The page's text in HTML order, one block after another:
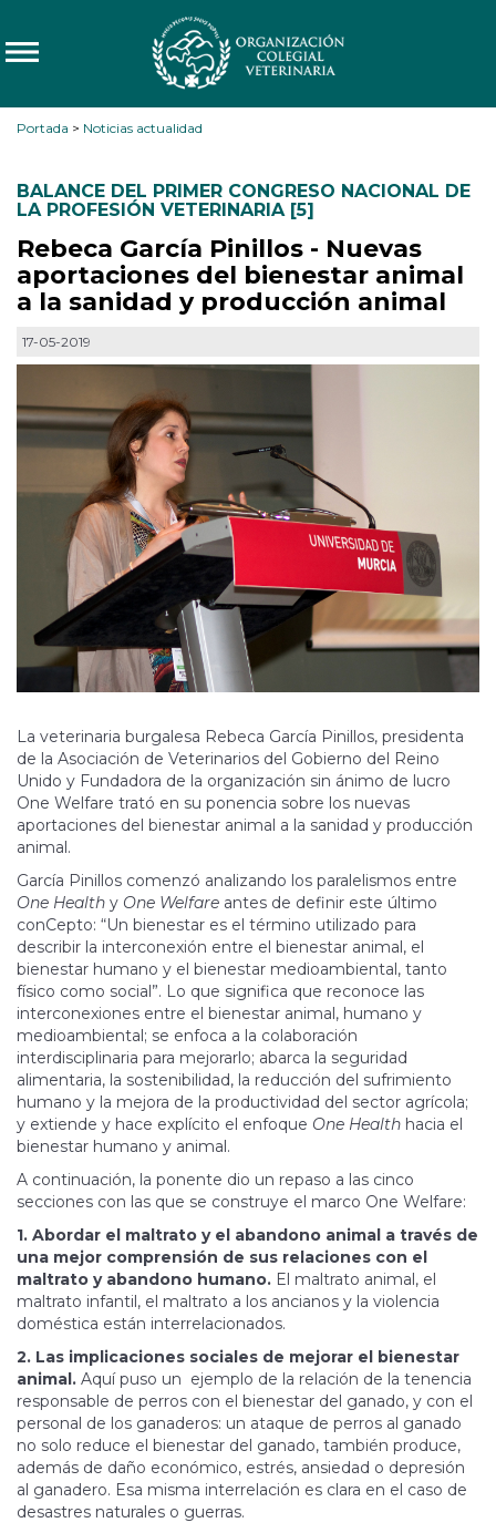
Portada > Noticias actualidad
BALANCE DEL PRIMER CONGRESO NACIONAL DE
LA PROFESIÓN VETERINARIA [5]
Rebeca García Pinillos - Nuevas
aportaciones del bienestar animal
a la sanidad y producción animal
17-05-2019
La veterinaria burgalesa Rebeca García Pinillos, presidenta
de la Asociación de Veterinarios del Gobierno del Reino
Unido y Fundadora de la organización sin ánimo de lucro
One Welfare trató en su ponencia sobre los nuevas
aportaciones del bienestar animal a la sanidad y producción
animal.
García Pinillos comenzó analizando los paralelismos entre
One Health y One Welfare antes de definir este último
conCepto: “Un bienestar es el término utilizado para
describir la interconexión entre el bienestar animal, el
bienestar humano y el bienestar medioambiental, tanto
físico como social”. Lo que significa que reconoce las
interconexiones entre el bienestar animal, humano y
medioambiental; se enfoca a la colaboración
interdisciplinaria para mejorarlo; abarca la seguridad
alimentaria, la sostenibilidad, la reducción del sufrimiento
humano y la mejora de la productividad del sector agrícola;
y extiende y hace explícito el enfoque One Health hacia el
bienestar humano y animal.
A continuación, la ponente dio un repaso a las cinco
secciones con las que se construye el marco One Welfare:
1. Abordar el maltrato y el abandono animal a través de
una mejor comprensión de sus relaciones con el
maltrato y abandono humano. El maltrato animal, el
maltrato infantil, el maltrato a los ancianos y la violencia
doméstica están interrelacionados.
2. Las implicaciones sociales de mejorar el bienestar
animal. Aquí puso un ejemplo de la relación de la tenencia
responsable de perros con el bienestar del ganado, y con el
personal de los ganaderos: un ataque de perros al ganado
no solo reduce el bienestar del ganado, también produce,
además de daño económico, estrés, ansiedad o depresión
al ganadero. Esa misma interrelación es clara en el caso de
desastres naturales o guerras.